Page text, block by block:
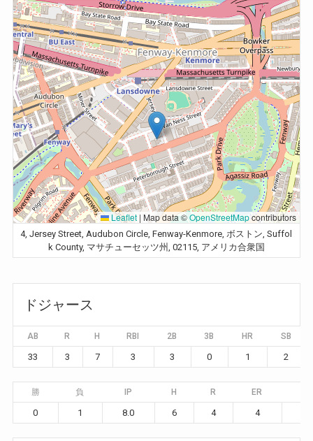
Leaflet | Map data ©OpenStreetMapcontributors
4, Jersey Street, Audubon Circle, Fenway-Kenmore, ボストン, Suffol
k County, マサチューセッツ州, 02115, アメリカ合衆国
ドジャース
AB R H RBI 2B 3B HR SB
33 3 7 3 3 0 1 2
勝 負 IP H R ER
0 1 8.0 6 4 4